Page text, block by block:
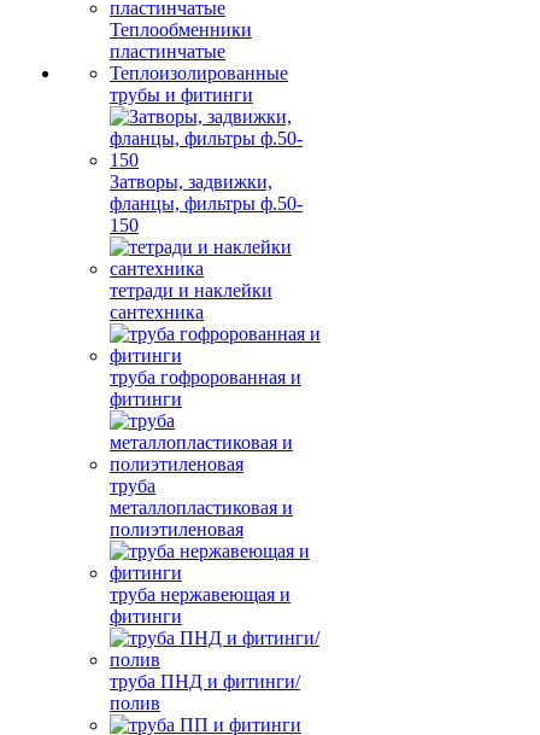
Теплообменники
пластинчатые
Теплоизолированные
трубы и фитинги
Затворы, задвижки,
фланцы, фильтры ф.50-
150
тетради и наклейки
сантехника
труба гофророванная и
фитинги
труба
металлопластиковая и
полиэтиленовая
труба нержавеющая и
фитинги
труба ПНД и фитинги/
полив